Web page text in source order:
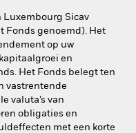
Luxembourg Sicav
Fonds genoemd). Het
op uw
en
Het Fonds belegt ten
vastrentende
valuta’s van
obligaties en
met een korte